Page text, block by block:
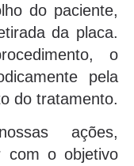
do paciente,
da placa.
o
pela
do tratamento.
ações,
com o objetivo